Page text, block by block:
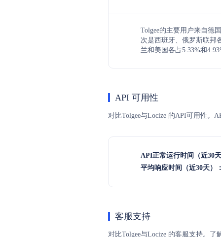
Tolgee的主要用户来自德
次是西班牙、俄罗斯联邦
兰和美国各占5.33%和
API 可用性
对比Tolgee与Locize 的API可用性。
API正常运行时间（近30
平均响应时间（近30天）
客服支持
对比Tolgee与Locize 的客服支持。